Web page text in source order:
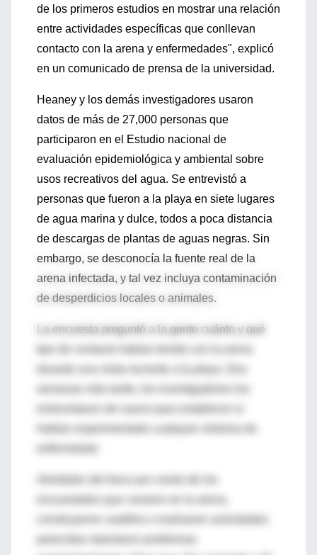
de los primeros estudios en mostrar una relación
entre actividades específicas que conllevan
contacto con la arena y enfermedades", explicó
en un comunicado de prensa de la universidad.
Heaney y los demás investigadores usaron
datos de más de 27,000 personas que
participaron en el Estudio nacional de
evaluación epidemiológica y ambiental sobre
usos recreativos del agua. Se entrevistó a
personas que fueron a la playa en siete lugares
de agua marina y dulce, todos a poca distancia
de descargas de plantas de aguas negras. Sin
embargo, se desconocía la fuente real de la
arena infectada, y tal vez incluya contaminación
de desperdicios locales o animales.
La encuesta preguntó a la gente cuánto y qué
durante una visita reciente a la playa. Dos
semanas más tarde, los investigadores los